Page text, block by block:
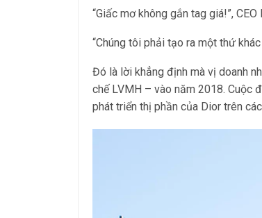
“Giấc mơ không gắn tag giá!”,
“Chúng tôi phải tạo ra một thứ
Đó là lời khẳng định mà vị doanh
chế LVMH – vào năm 2018. Cuộc
phát triển thị phần của Dior trên